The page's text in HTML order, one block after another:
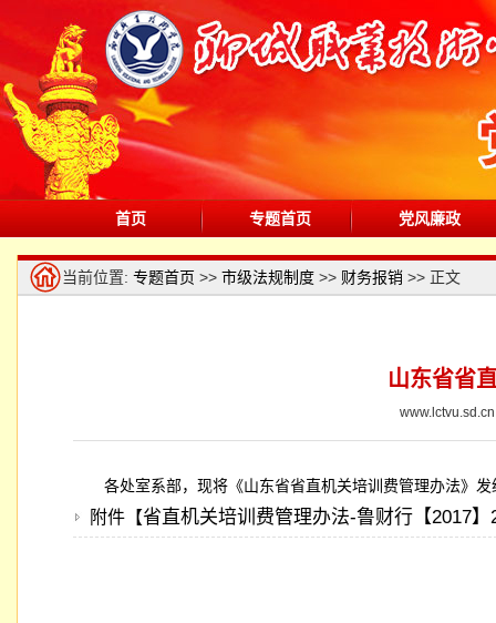
首页 专题首页 党风廉政
当前位置: 专题首页 >> 市级法规制度 >> 财务报销 >> 正文
山东省省
各处室系部，现将《山东省省直机关培训费管理办法》
附件【省直机关培训费管理办法-鲁财行【2017】